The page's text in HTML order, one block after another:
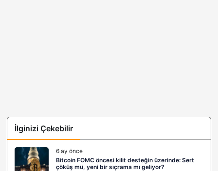
İlginizi Çekebilir
6 ay önce
Bitcoin FOMC öncesi kilit desteğin üzerinde: Sert
çöküş mü, yeni bir sıçrama mı geliyor?